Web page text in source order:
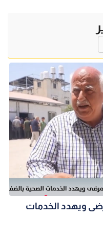
ويهدد الخدمات